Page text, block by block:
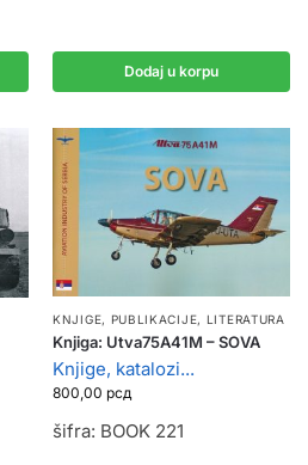
Dodaj u korpu
KNJIGE, PUBLIKACIJE, LITERATURA
Knjiga: Utva75A41M – SOVA
Knjige, katalozi...
800,00 рсд
šifra: BOOK 221